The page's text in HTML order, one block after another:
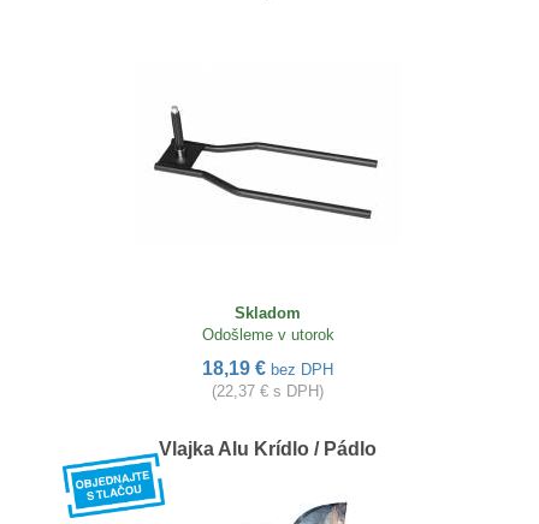
Skladom
Odošleme v utorok
18,19 € bez DPH
(22,37 € s DPH)
Vlajka Alu Krídlo / Pádlo